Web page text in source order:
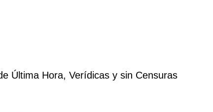
Última Hora, Verídicas y sin Censuras